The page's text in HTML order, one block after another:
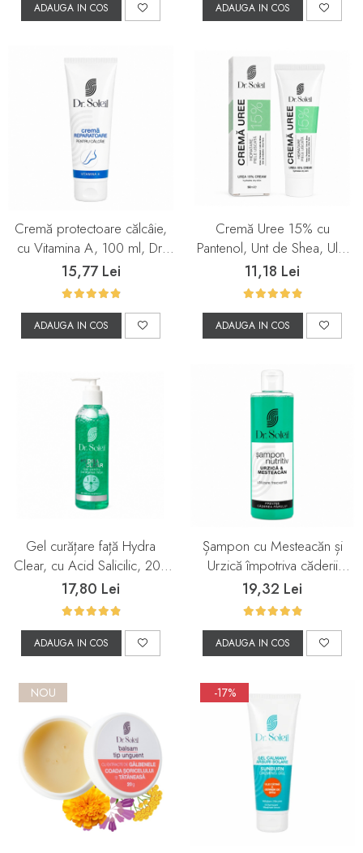
ADAUGA IN COS ADAUGA IN COS
Cremă protectoare călcâie,
cu Vitamina A, 100 ml, Dr.
Soleil
15,77 Lei
ADAUGA IN COS
Cremă Uree 15% cu
Pantenol, Unt de Shea, Ulei
de Măsline și Aloe Vera, 50
ml, Dr. Soleil
11,18 Lei
ADAUGA IN COS
Gel curățare față Hydra
Clear, cu Acid Salicilic, 200
ml, Dr. Soleil
17,80 Lei
ADAUGA IN COS
Șampon cu Mesteacăn și
Urzică împotriva căderii
părului, 260 ml, Dr. Soleil
19,32 Lei
ADAUGA IN COS
NOU -17%